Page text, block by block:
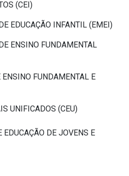
(CEI)
EDUCAÇÃO INFANTIL (EMEI)
ENSINO FUNDAMENTAL
FUNDAMENTAL E
UNIFICADOS (CEU)
EDUCAÇÃO DE JOVENS E